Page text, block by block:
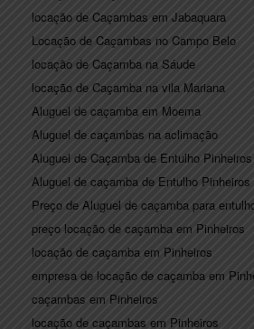
locação de Caçambas em Jabaquara
Locação de Caçambas no Campo Belo
locação de Caçamba na Sáude
locação de Caçamba na vila Mariana
Aluguel de caçamba em Moema
Aluguel de caçambas na aclimação
Aluguel de Caçamba de Entulho Pinheiros
Aluguel de caçamba de Entulho
Preço de Aluguel de caçamba para
preço locação de caçamba em Pinheiros
locação de caçamba em Pinheiros
empresa de locação de caçamba em
caçambas em Pinheiros
locação de caçambas em Pinheiros